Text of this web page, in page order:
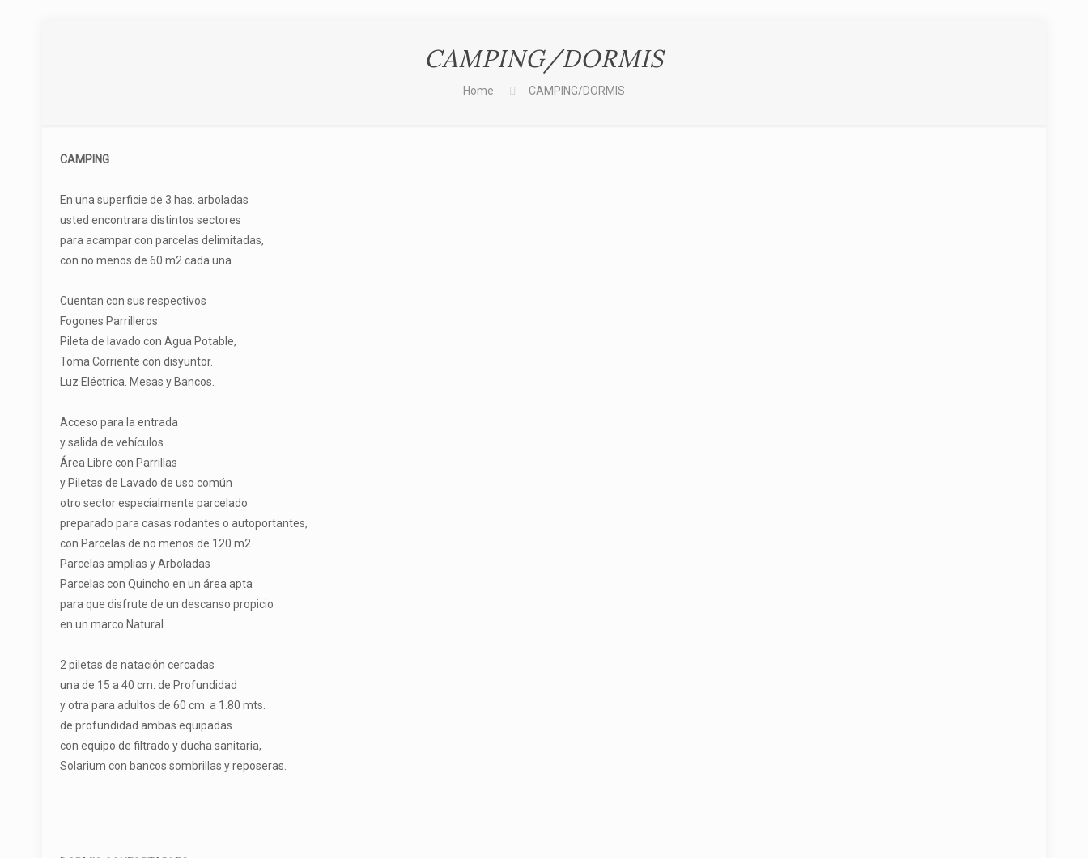
CAMPING/DORMIS
Home CAMPING/DORMIS
CAMPING
En una superficie de 3 has. arboladas
usted encontrara distintos sectores
para acampar con parcelas delimitadas,
con no menos de 60 m2 cada una.
Cuentan con sus respectivos
Fogones Parrilleros
Pileta de lavado con Agua Potable,
Toma Corriente con disyuntor.
Luz Eléctrica. Mesas y Bancos.
Acceso para la entrada
y salida de vehículos
Área Libre con Parrillas
y Piletas de Lavado de uso común
otro sector especialmente parcelado
preparado para casas rodantes o autoportantes,
con Parcelas de no menos de 120 m2
Parcelas amplias y Arboladas
Parcelas con Quincho en un área apta
para que disfrute de un descanso propicio
en un marco Natural.
2 piletas de natación cercadas
una de 15 a 40 cm. de Profundidad
y otra para adultos de 60 cm. a 1.80 mts.
de profundidad ambas equipadas
con equipo de filtrado y ducha sanitaria,
Solarium con bancos sombrillas y reposeras.